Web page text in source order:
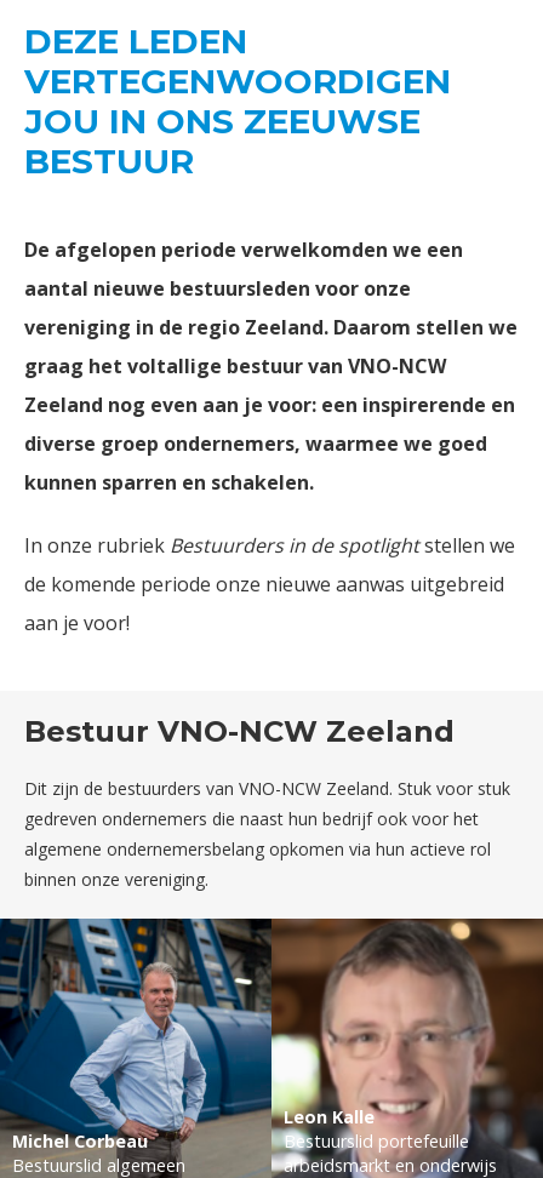
DEZE LEDEN
VERTEGENWOORDIGEN
JOU IN ONS ZEEUWSE
BESTUUR
De afgelopen periode verwelkomden we een
aantal nieuwe bestuursleden voor onze
vereniging in de regio Zeeland. Daarom stellen we
graag het voltallige bestuur van VNO-NCW
Zeeland nog even aan je voor: een inspirerende en
diverse groep ondernemers, waarmee we goed
kunnen sparren en schakelen.
In onze rubriek Bestuurders in de spotlightstellen we
de komende periode onze nieuwe aanwas uitgebreid
aan je voor!
Bestuur VNO-NCW Zeeland
Dit zijn de bestuurders van VNO-NCW Zeeland. Stuk voor stuk
gedreven ondernemers die naast hun bedrijf ook voor het
algemene ondernemersbelang opkomen via hun actieve rol
binnen onze vereniging.
Michel Corbeau
Bestuurslid algemeen
Leon Kalle
Bestuurslid portefeuille
arbeidsmarkt en onderwijs